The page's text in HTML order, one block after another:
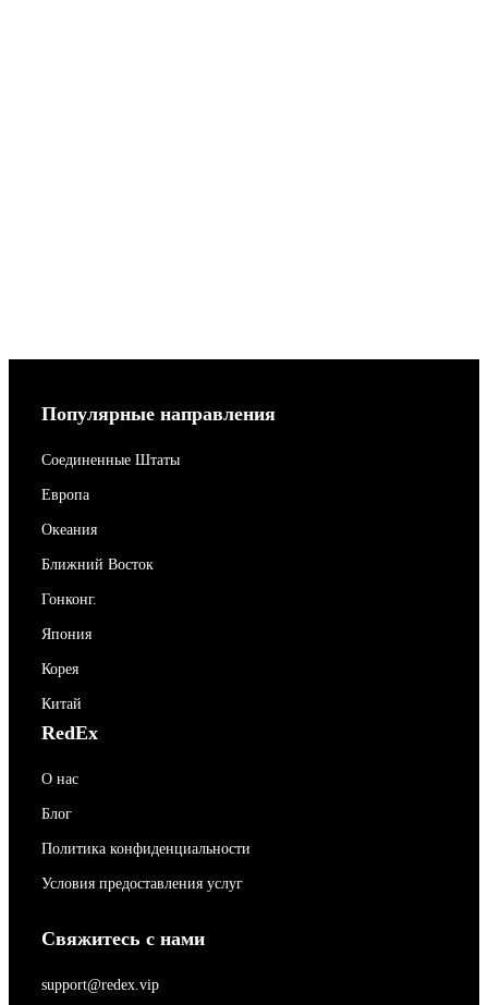
Популярные направления
Соединенные Штаты
Европа
Океания
Ближний Восток
Гонконг.
Япония
Корея
Китай
RedEx
О нас
Блог
Политика конфиденциальности
Условия предоставления услуг
Свяжитесь с нами
support@redex.vip